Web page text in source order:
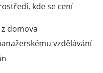
kde se cení
domova
vzdělávání